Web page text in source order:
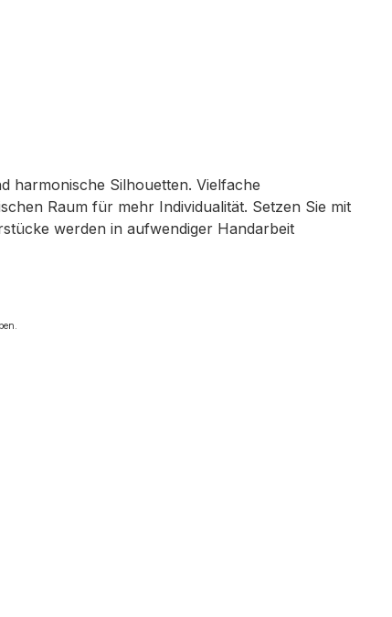
harmonische Silhouetten. Vielfache
Raum für mehr Individualität. Setzen Sie mit
werden in aufwendiger Handarbeit